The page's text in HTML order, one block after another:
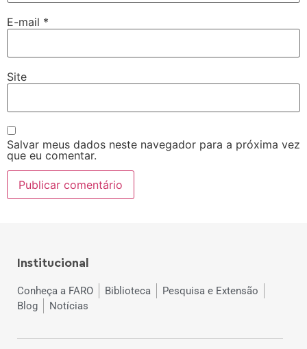
E-mail *
Site
Salvar meus dados neste navegador para a próxima vez
que eu comentar.
Institucional
Conheça a FARO Biblioteca
Pesquisa e Extensão
Blog
Notícias